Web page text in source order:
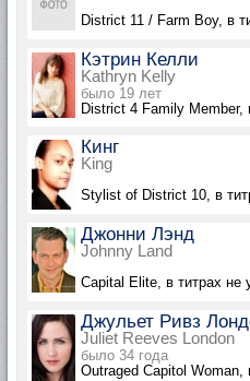
District 11 / Farm Boy, в
Кэтрин Келли
Kathryn Kelly
было 19 лет
District 4 Family Member,
Кинг
King
Stylist of District 10, в
Джонни Лэнд
Johnny Land
Capital Elite, в титрах не
Джульет Ривз
Juliet Reeves London
было 34 года
Outraged Capitol Woman,